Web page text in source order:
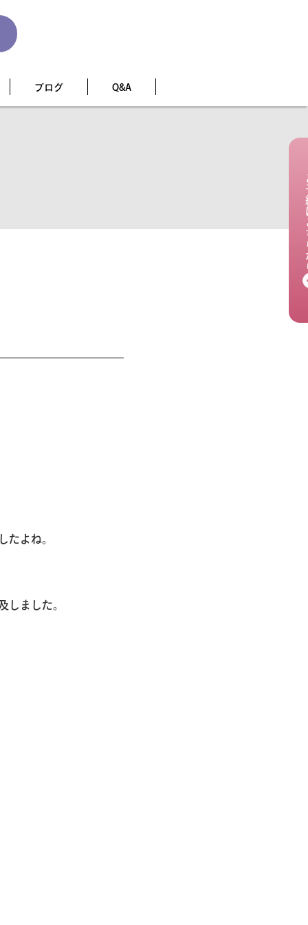
ご
ブログ Q&A
たよね。
しました。